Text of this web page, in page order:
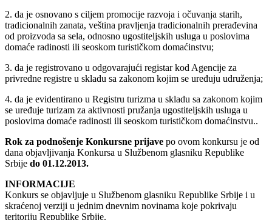
2. da je osnovano s ciljem promocije razvoja i očuvanja starih,
tradicionalnih zanata, veština pravljenja tradicionalnih prerađevina
od proizvoda sa sela, odnosno ugostiteljskih usluga u poslovima
domaće radinosti ili seoskom turističkom domaćinstvu;
3. da je registrovano u odgovarajući registar kod Agencije za
privredne registre u skladu sa zakonom kojim se uređuju udruženja;
4. da je evidentirano u Registru turizma u skladu sa zakonom kojim
se uređuje turizam za aktivnosti pružanja ugostiteljskih usluga u
poslovima domaće radinosti ili seoskom turističkom domaćinstvu..
Rok za podnošenje Konkursne prijave po ovom konkursu je od
dana objavljivanja Konkursa u Službenom glasniku Republike
Srbije do 01.12.2013.
INFORMACIJE
Konkurs se objavljuje u Službenom glasniku Republike Srbije i u
skraćenoj verziji u jednim dnevnim novinama koje pokrivaju
teritoriju Republike Srbije.